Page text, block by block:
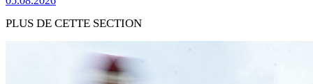
PLUS DE CETTE SECTION